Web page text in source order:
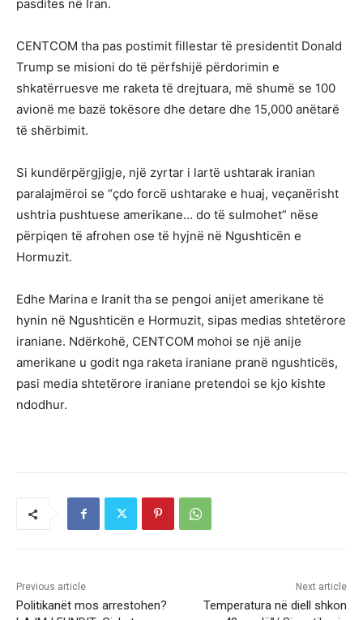
pasdites në Iran.
CENTCOM tha pas postimit fillestar të presidentit Donald
Trump se misioni do të përfshijë përdorimin e
shkatërruesve me raketa të drejtuara, më shumë se 100
avionë me bazë tokësore dhe detare dhe 15,000 anëtarë
të shërbimit.
Si kundërpërgjigje, një zyrtar i lartë ushtarak iranian
paralajmëroi se “çdo forcë ushtarake e huaj, veçanërisht
ushtria pushtuese amerikane… do të sulmohet” nëse
përpiqen të afrohen ose të hyjnë në Ngushticën e
Hormuzit.
Edhe Marina e Iranit tha se pengoi anijet amerikane të
hynin në Ngushticën e Hormuzit, sipas medias shtetërore
iraniane. Ndërkohë, CENTCOM mohoi se një anije
amerikane u godit nga raketa iraniane pranë ngushticës,
pasi media shtetërore iraniane pretendoi se kjo kishte
ndodhur.
Previous article
Politikanët mos arrestohen?
Next article
Temperatura në diell shkon